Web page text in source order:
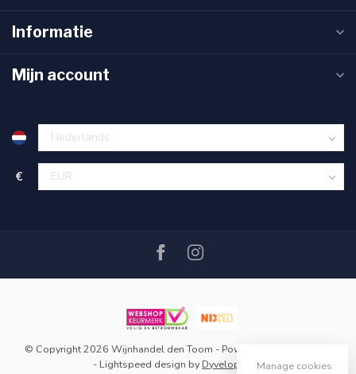
Informatie
Mijn account
€
© Copyright 2026 Wijnhandel den Toom - Powered by
- Lightspeed design by DyvelopmentManage cookies